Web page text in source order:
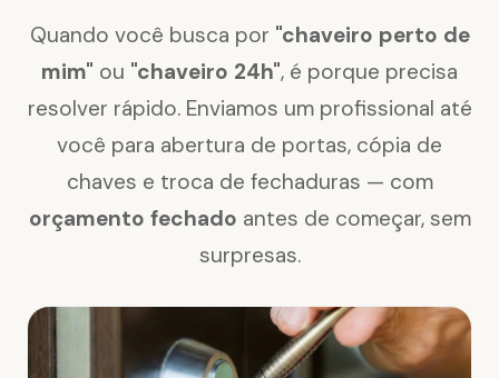
Quando você busca por "chaveiro perto de
mim" ou "chaveiro 24h", é porque precisa
resolver rápido. Enviamos um profissional até
você para abertura de portas, cópia de
chaves e troca de fechaduras — com
orçamento fechado antes de começar, sem
surpresas.